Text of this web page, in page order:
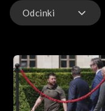
Odcinki